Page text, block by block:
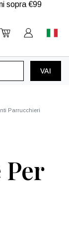
sopra €99
Parrucchieri
Per